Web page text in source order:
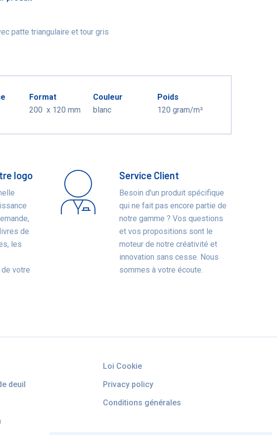
patte triangulaire et tour gris
Format
200 x 120 mm
Couleur
blanc
Poids
120 gram/m²
logo
de
les
votre
Service Client
Besoin d'un produit spécifique
qui ne fait pas encore partie de
notre gamme ? Vos questions
et vos propositions sont le
moteur de notre créativité et
innovation sans cesse. Nous
sommes à votre écoute.
deuil
Loi Cookie
Privacy policy
Conditions générales